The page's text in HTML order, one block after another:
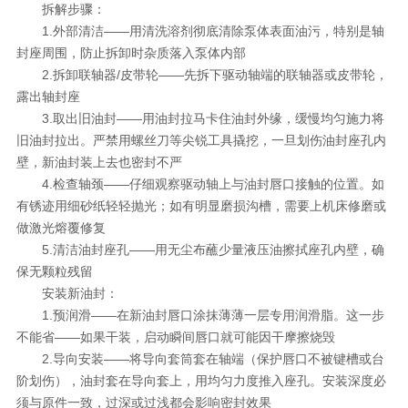
拆解步骤：
1.外部清洁——用清洗溶剂彻底清除泵体表面油污，特别是轴
封座周围，防止拆卸时杂质落入泵体内部
2.拆卸联轴器/皮带轮——先拆下驱动轴端的联轴器或皮带轮，
露出轴封座
3.取出旧油封——用油封拉马卡住油封外缘，缓慢均匀施力将
旧油封拉出。严禁用螺丝刀等尖锐工具撬挖，一旦划伤油封座孔内
壁，新油封装上去也密封不严
4.检查轴颈——仔细观察驱动轴上与油封唇口接触的位置。如
有锈迹用细砂纸轻轻抛光；如有明显磨损沟槽，需要上机床修磨或
做激光熔覆修复
5.清洁油封座孔——用无尘布蘸少量液压油擦拭座孔内壁，确
保无颗粒残留
安装新油封：
1.预润滑——在新油封唇口涂抹薄薄一层专用润滑脂。这一步
不能省——如果干装，启动瞬间唇口就可能因干摩擦烧毁
2.导向安装——将导向套筒套在轴端（保护唇口不被键槽或台
阶划伤），油封套在导向套上，用均匀力度推入座孔。安装深度必
须与原件一致，过深或过浅都会影响密封效果